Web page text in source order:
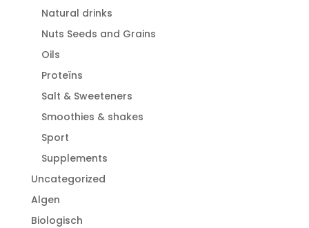
Natural drinks
Nuts Seeds and Grains
Oils
Proteïns
Salt & Sweeteners
Smoothies & shakes
Sport
Supplements
Uncategorized
Algen
Biologisch